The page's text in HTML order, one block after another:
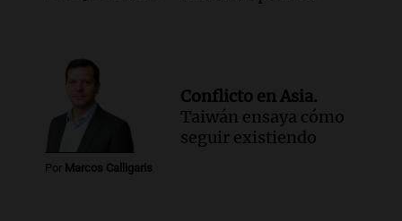
Por Marcos Calligaris
Conflicto en Asia.
Taiwán ensaya cómo
seguir existiendo